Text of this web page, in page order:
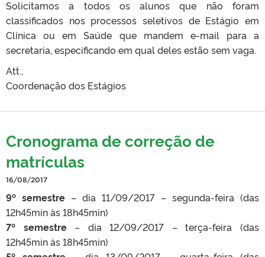
Solicitamos a todos os alunos que não foram
classificados nos processos seletivos de Estágio em
Clínica ou em Saúde que mandem e-mail para a
secretaria, especificando em qual deles estão sem vaga.
Att.,
Coordenação dos Estágios
Cronograma de correção de
matrículas
16/08/2017
9º semestre – dia 11/09/2017 – segunda-feira (das
12h45min às 18h45min)
7º semestre– dia 12/09/2017 – terça-feira (das
12h45min às 18h45min)